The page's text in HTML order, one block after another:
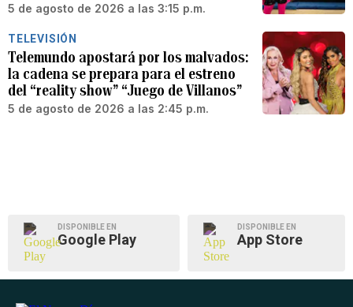
5 de agosto de 2026 a las 3:15 p.m.
TELEVISIÓN
Telemundo apostará por los malvados:
la cadena se prepara para el estreno
del “reality show” “Juego de Villanos”
5 de agosto de 2026 a las 2:45 p.m.
DISPONIBLE EN
Google Play
DISPONIBLE EN
App Store